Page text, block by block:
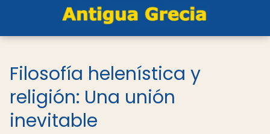
Filosofía helenística y
religión: Una unión
inevitable